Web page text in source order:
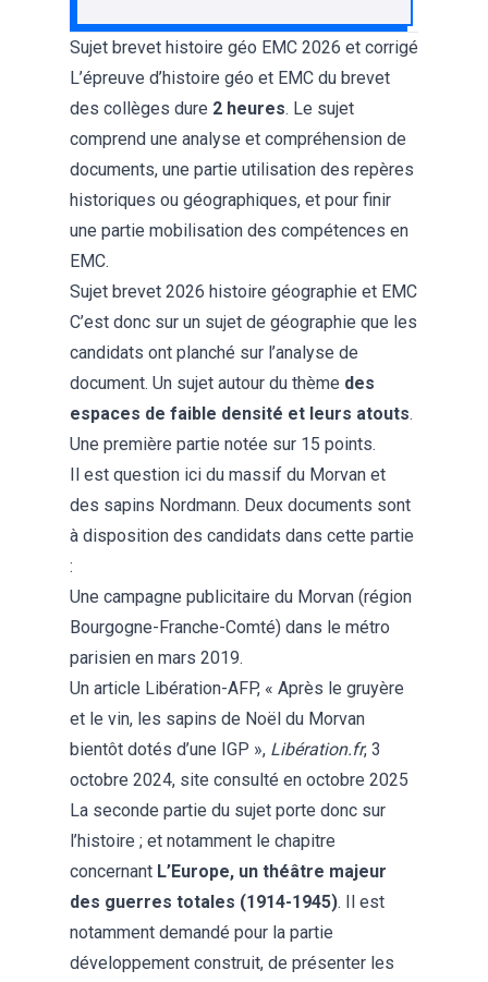
Sujet brevet histoire géo EMC 2026 et corrigé
L’épreuve d’histoire géo et EMC du brevet
des collèges dure 2 heures. Le sujet
comprend une analyse et compréhension de
documents, une partie utilisation des repères
historiques ou géographiques, et pour finir
une partie mobilisation des compétences en
EMC.
Sujet brevet 2026 histoire géographie et EMC
C’est donc sur un sujet de géographie que les
candidats ont planché sur l’analyse de
document. Un sujet autour du thème des
espaces de faible densité et leurs atouts.
Une première partie notée sur 15 points.
Il est question ici du massif du Morvan et
des sapins Nordmann. Deux documents sont
à disposition des candidats dans cette partie
:
Une campagne publicitaire du Morvan (région
Bourgogne-Franche-Comté) dans le métro
parisien en mars 2019.
Un article Libération-AFP, « Après le gruyère
et le vin, les sapins de Noël du Morvan
bientôt dotés d’une IGP », Libération.fr, 3
octobre 2024, site consulté en octobre 2025
La seconde partie du sujet porte donc sur
l’histoire ; et notamment le chapitre
concernant L’Europe, un théâtre majeur
des guerres totales (1914-1945). Il est
notamment demandé pour la partie
développement construit, de présenter les